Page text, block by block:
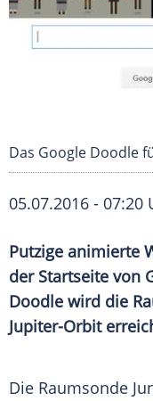
Das Google Doodle
05.07.2016 - 07:20
Putzige animierte
der Startseite von
Doodle wird die
Jupiter-Orbit
Die Raumsonde